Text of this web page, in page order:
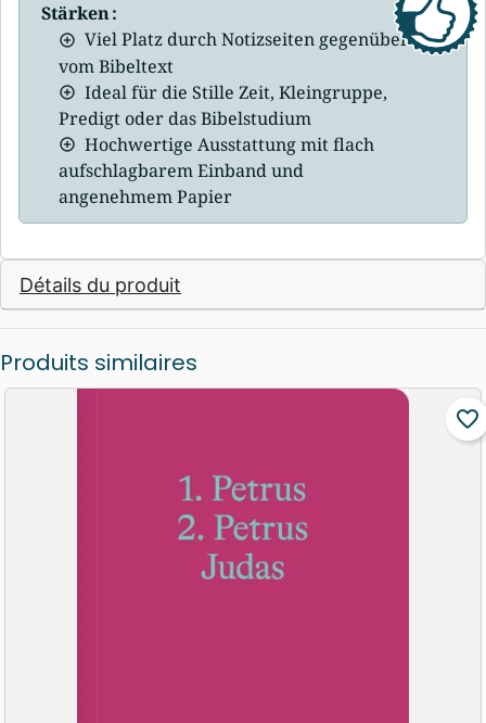
Stärken :
Viel Platz durch Notizseiten gegenüber
vom Bibeltext
Ideal für die Stille Zeit, Kleingruppe,
Predigt oder das Bibelstudium
Hochwertige Ausstattung mit flach
aufschlagbarem Einband und
angenehmem Papier
Détails du produit
Produits similaires
favorite_border